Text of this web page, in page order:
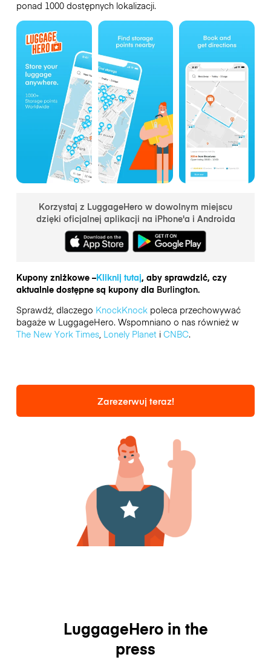
ponad 1000 dostępnych lokalizacji.
Korzystaj z LuggageHero w dowolnym miejscu
dzięki oficjalnej aplikacji na iPhone'a i Androida
Kupony zniżkowe –Kliknij tutaj, aby sprawdzić, czy
aktualnie dostępne są kupony dla Burlington.
Sprawdź, dlaczego KnockKnockpoleca przechowywać
bagaże w LuggageHero. Wspomniano o nas również w
The New York Times, Lonely Planeti CNBC.
Zarezerwuj teraz!
LuggageHero in the
press